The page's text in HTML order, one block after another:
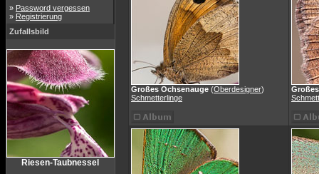
» Password vergessen
» Registrierung
Zufallsbild
Riesen-Taubnessel
Großes Ochsenauge (Oberdesigner)
Schmetterlinge